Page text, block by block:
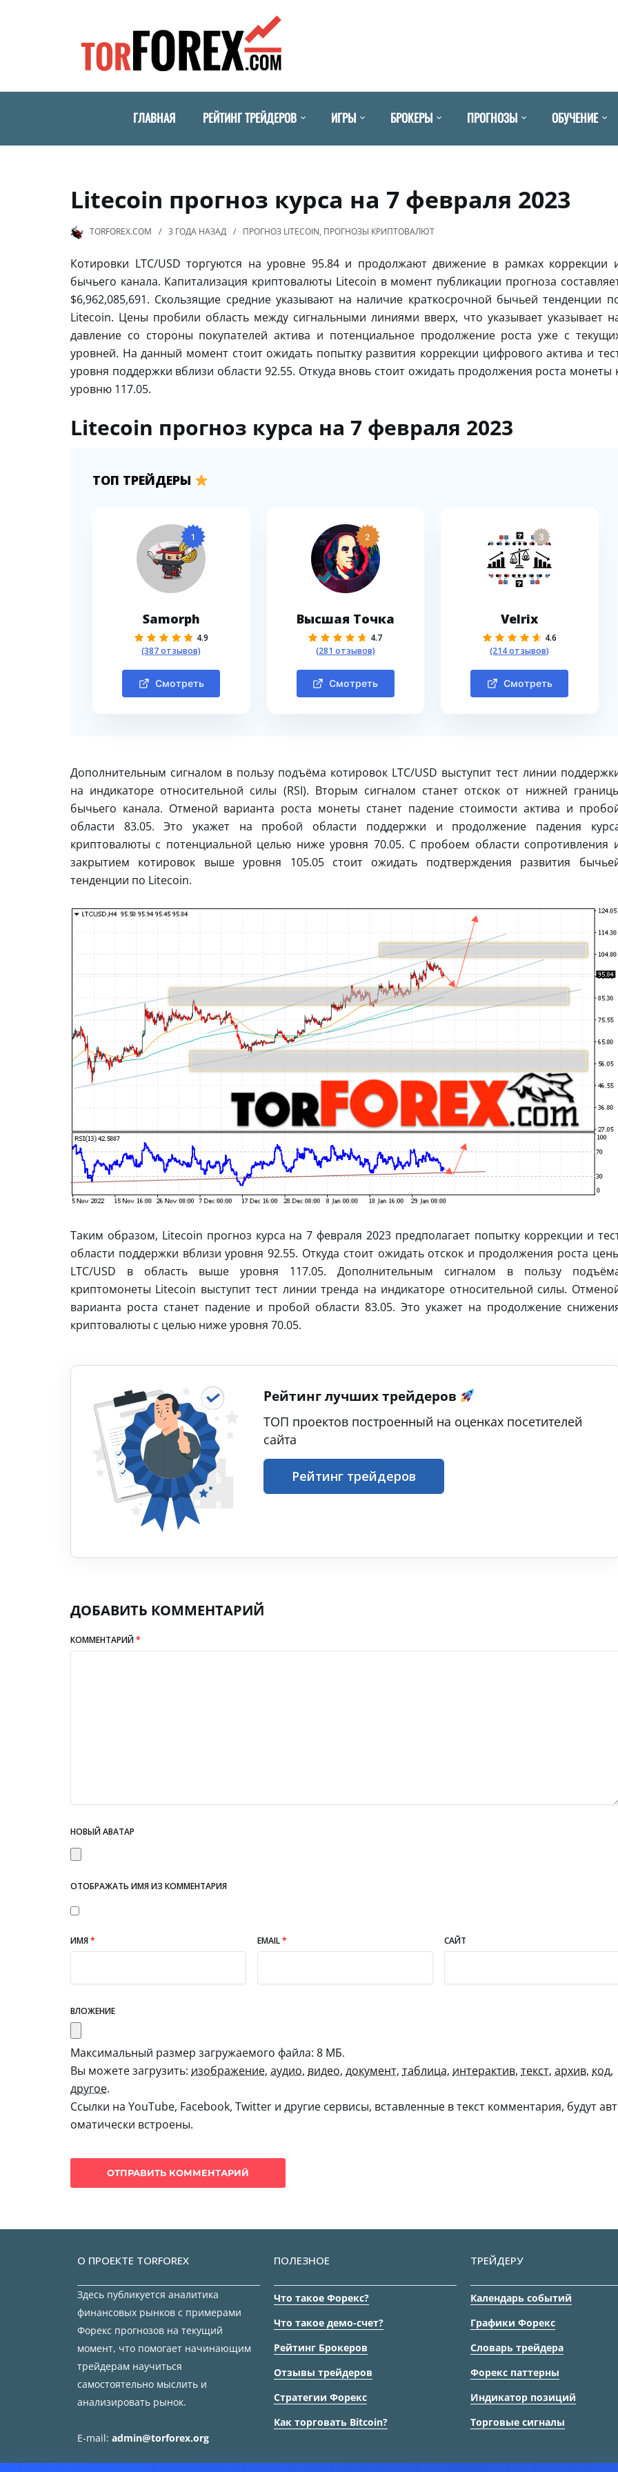
ГЛАВНАЯ РЕЙТИНГ ТРЕЙДЕРОВ ИГРЫ БРОКЕРЫ ПРОГНОЗЫ ОБУЧЕНИЕ
Litecoin прогноз курса на 7 февраля 2023
TORFOREX.COM 3 ГОДА НАЗАД ПРОГНОЗ LITECOIN, ПРОГНОЗЫ КРИПТОВАЛЮТ
Котировки LTC/USD торгуются на уровне 95.84 и продолжают движение в рамках коррекции
бычьего канала. Капитализация криптовалюты Litecoin в момент публикации прогноза
$6,962,085,691. Скользящие средние указывают на наличие краткосрочной бычьей тенденции
Litecoin. Цены пробили область между сигнальными линиями вверх, что указывает указывает
давление со стороны покупателей актива и потенциальное продолжение роста уже с
уровней. На данный момент стоит ожидать попытку развития коррекции цифрового актива и
уровня поддержки вблизи области 92.55. Откуда вновь стоит ожидать продолжения роста монеты
уровню 117.05.
Litecoin прогноз курса на 7 февраля 2023
ТОП ТРЕЙДЕРЫ
1
Samorph
4.9
(387 отзывов)
Смотреть
2
Высшая Точка
4.7
(281 отзывов)
Смотреть
3
Velrix
4.6
(214 отзывов)
Смотреть
Дополнительным сигналом в пользу подъёма котировок LTC/USD выступит тест линии
на индикаторе относительной силы (RSI). Вторым сигналом станет отскок от нижней
бычьего канала. Отменой варианта роста монеты станет падение стоимости актива и
области 83.05. Это укажет на пробой области поддержки и продолжение падения
криптовалюты с потенциальной целью ниже уровня 70.05. С пробоем области сопротивления
закрытием котировок выше уровня 105.05 стоит ожидать подтверждения развития
тенденции по Litecoin.
Таким образом, Litecoin прогноз курса на 7 февраля 2023 предполагает попытку коррекции и
области поддержки вблизи уровня 92.55. Откуда стоит ожидать отскок и продолжения роста
LTC/USD в область выше уровня 117.05. Дополнительным сигналом в пользу
криптомонеты Litecoin выступит тест линии тренда на индикаторе относительной силы.
варианта роста станет падение и пробой области 83.05. Это укажет на продолжение
криптовалюты с целью ниже уровня 70.05.
Рейтинг лучших трейдеров
ТОП проектов построенный на оценках посетителей
сайта
Рейтинг трейдеров
ДОБАВИТЬ КОММЕНТАРИЙ
КОММЕНТАРИЙ*
НОВЫЙ АВАТАР
ОТОБРАЖАТЬ ИМЯ ИЗ КОММЕНТАРИЯ
ИМЯ* EMAIL* САЙТ
ВЛОЖЕНИЕ
Максимальный размер загружаемого файла: 8 МБ.
Вы можете загрузить: изображение, аудио, видео, документ, таблица, интерактив, текст, архив, код,
другое.
Ссылки на YouTube, Facebook, Twitter и другие сервисы, вставленные в текст комментария, будут авт
оматически встроены.
О ПРОЕКТЕ TORFOREX
Здесь публикуется аналитика
финансовых рынков с примерами
Форекс прогнозов на текущий
момент, что помогает начинающим
трейдерам научиться
самостоятельно мыслить и
анализировать рынок.
E-mail: admin@torforex.org
ПОЛЕЗНОЕ
Что такое Форекс?
Что такое демо-счет?
Рейтинг Брокеров
Отзывы трейдеров
Стратегии Форекс
Как торговать Bitcoin?
ТРЕЙДЕРУ
Календарь событий
Графики Форекс
Словарь трейдера
Форекс паттерны
Индикатор позиций
Торговые сигналы